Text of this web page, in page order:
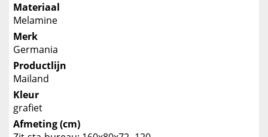
Materiaal
Melamine
Merk
Germania
Productlijn
Mailand
Kleur
grafiet
Afmeting (cm)